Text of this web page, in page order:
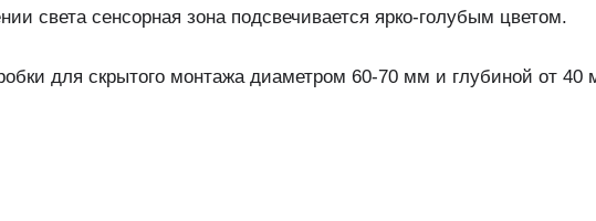
света сенсорная зона подсвечивается ярко-голубым цветом.
для скрытого монтажа диаметром 60-70 мм и глубиной от